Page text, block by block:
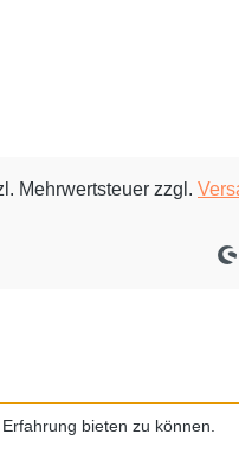
Mehrwertsteuer zzgl.
bieten zu können.